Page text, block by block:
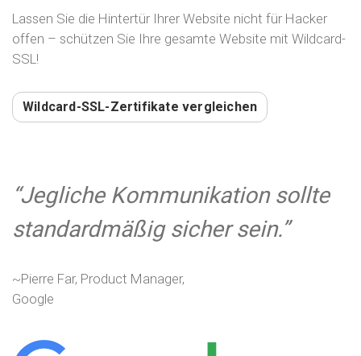
Lassen Sie die Hintertür Ihrer Website nicht für Hacker
offen – schützen Sie Ihre gesamte Website mit Wildcard-
SSL!
Wildcard-SSL-Zertifikate vergleichen
Jegliche Kommunikation sollte
standardmäßig sicher sein.
~Pierre Far, Product Manager,
Google